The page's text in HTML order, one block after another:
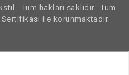
- Tüm hakları saklıdır.- Tüm
ile korunmaktadır.